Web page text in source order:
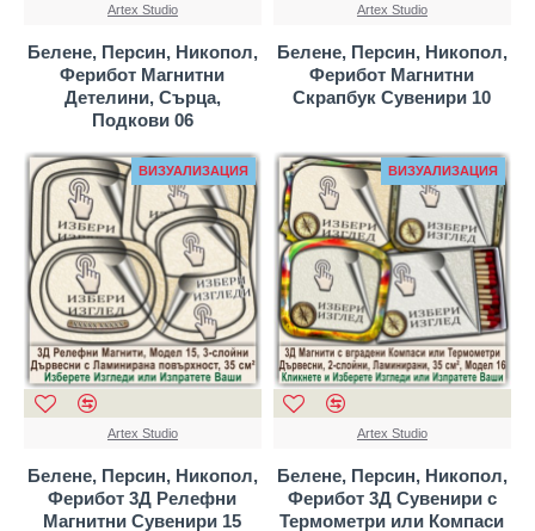
Artex Studio
Белене, Персин, Никопол,
Ферибот Магнитни
Детелини, Сърца,
Подкови 06
Artex Studio
Белене, Персин, Никопол,
Ферибот Магнитни
Скрапбук Сувенири 10
ВИЗУАЛИЗАЦИЯ
Artex Studio
Белене, Персин, Никопол,
Ферибот 3Д Релефни
Магнитни Сувенири 15
ВИЗУАЛИЗАЦИЯ
Artex Studio
Белене, Персин, Никопол,
Ферибот 3Д Сувенири с
Термометри или Компаси